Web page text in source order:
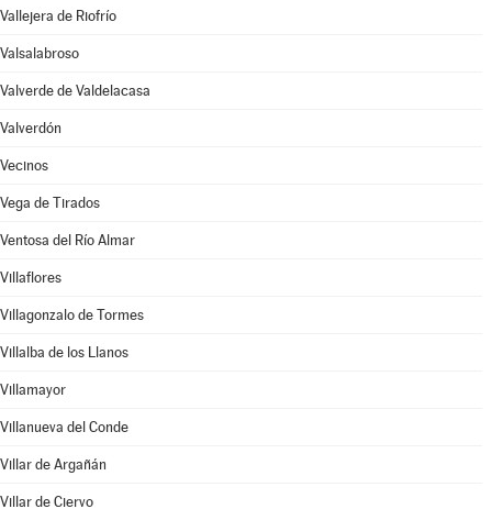
Vallejera de Riofrío
Valsalabroso
Valverde de Valdelacasa
Valverdón
Vecinos
Vega de Tirados
Ventosa del Río Almar
Villaflores
Villagonzalo de Tormes
Villalba de los Llanos
Villamayor
Villanueva del Conde
Villar de Argañán
Villar de Ciervo